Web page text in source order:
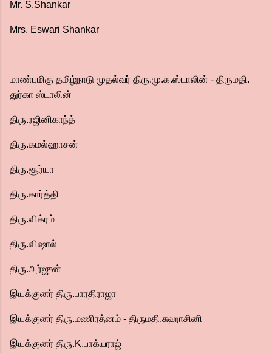
Mr. S.Shankar
Mrs. Eswari Shankar
மாண்புமிகு தமிழ்நாடு முதல்வர் திரு.மு.க.ஸ்டாலின் - திருமதி.
துர்கா ஸ்டாலின்
திரு.ரஜினிகாந்த்
திரு.கமல்ஹாசன்
திரு.சூர்யா
திரு.கார்த்தி
திரு.விக்ரம்
திரு.விஷால்
திரு.அர்ஜுன்
இயக்குனர் திரு.பாரதிராஜா
இயக்குனர் திரு.மணிரத்னம் - திருமதி.சுஹாசினி
இயக்குனர் திரு.K.பாக்யராஜ்